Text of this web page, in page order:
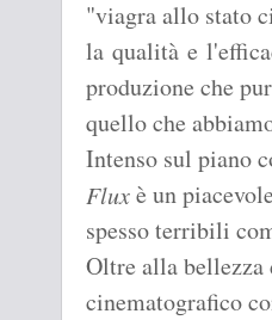
"viagra allo stato
la qualità e
produzione che
quello che
Intenso sul piano
Fluxè un
spesso terribili
Oltre alla
cinematografico